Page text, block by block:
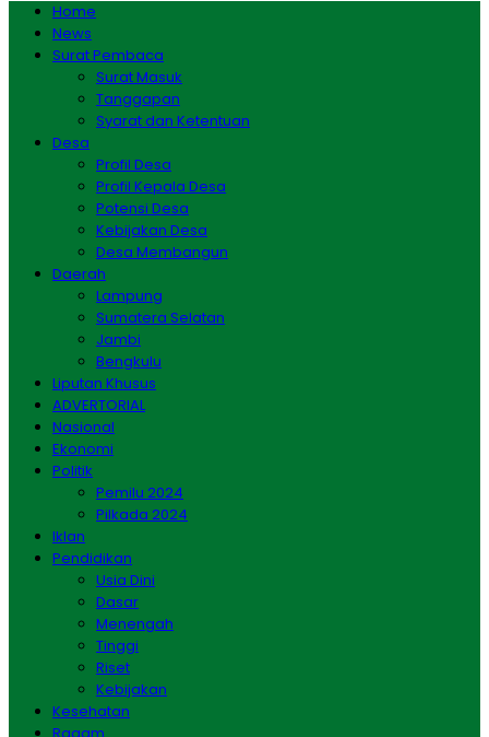
Home
News
Surat Pembaca
Surat Masuk
Tanggapan
Syarat dan Ketentuan
Desa
Profil Desa
Profil Kepala Desa
Potensi Desa
Kebijakan Desa
Desa Membangun
Daerah
Lampung
Sumatera Selatan
Jambi
Bengkulu
Liputan Khusus
ADVERTORIAL
Nasional
Ekonomi
Politik
Pemilu 2024
Pilkada 2024
Iklan
Pendidikan
Usia Dini
Dasar
Menengah
Tinggi
Riset
Kebijakan
Kesehatan